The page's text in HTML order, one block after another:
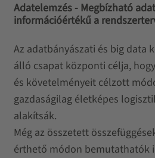
Adatelemzés - Megbízható
információértékű a
Az adatbányászati ​​és big data
álló csapat központi célja,
és követelményeit célzott
gazdaságilag életképes
alakítsák.
Még az összetett
érthető módon bemutathatók